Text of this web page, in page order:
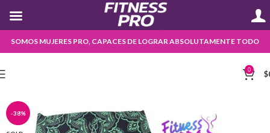
SOMOS MUJERES PRO, CAPACES DE LOGRAR ABSOLUTAMENTE TODO
0 $
-38%